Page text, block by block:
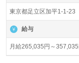
ービス付き高齢者
ム、全国95棟の『
国42棟のリゾー
予定！『食・住・
心』とされるプラ
東京都足立区加平1-1-23
給与
月給265,035円～